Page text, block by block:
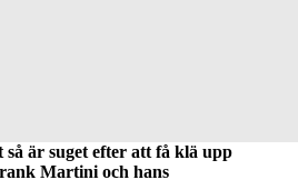
är suget efter att få klä upp
Martini och hans